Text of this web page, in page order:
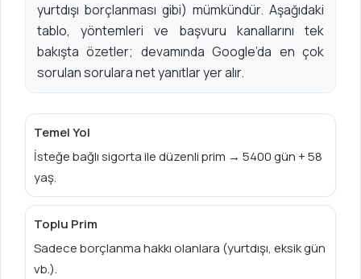
yurtdışı borçlanması gibi) mümkündür. Aşağıdaki
tablo, yöntemleri ve başvuru kanallarını tek
bakışta özetler; devamında Google’da en çok
sorulan sorulara net yanıtlar yer alır.
Temel Yol
İsteğe bağlı sigorta ile düzenli prim → 5400 gün + 58
yaş.
Toplu Prim
Sadece borçlanma hakkı olanlara (yurtdışı, eksik gün
vb.).